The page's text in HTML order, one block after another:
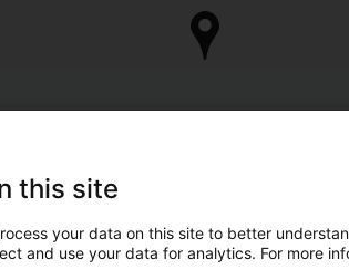
this site
your data on this site to better
and use your data for analytics. For more